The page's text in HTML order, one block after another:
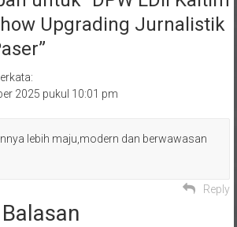
Upgrading Jurnalistik
”
2025 pukul 10:01 pm
lebih maju,modern dan berwawasan
Reply